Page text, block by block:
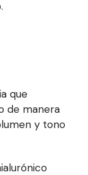
que
de manera
y tono